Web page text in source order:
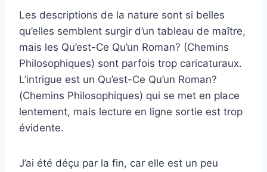
Les descriptions de la nature sont si belles
qu’elles semblent surgir d’un tableau de maître,
mais les Qu’est-Ce Qu’un Roman? (Chemins
Philosophiques) sont parfois trop caricaturaux.
L’intrigue est un Qu’est-Ce Qu’un Roman?
(Chemins Philosophiques) qui se met en place
lentement, mais lecture en ligne sortie est trop
évidente.
J’ai été déçu par la fin, car elle est un peu